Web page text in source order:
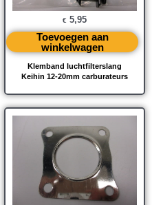
Klemband luchtfilterslang
Keihin 12-20mm carburateurs
€ 5,95
Toevoegen aan
winkelwagen